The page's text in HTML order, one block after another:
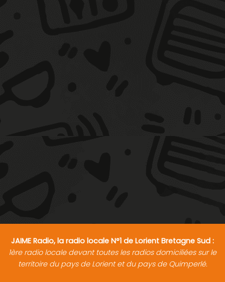
JAIME Radio, la radio locale N°1 de Lorient Bretagne Sud :
1ère radio locale devant toutes les radios domiciliées sur le
territoire du pays de Lorient et du pays de Quimperlé.